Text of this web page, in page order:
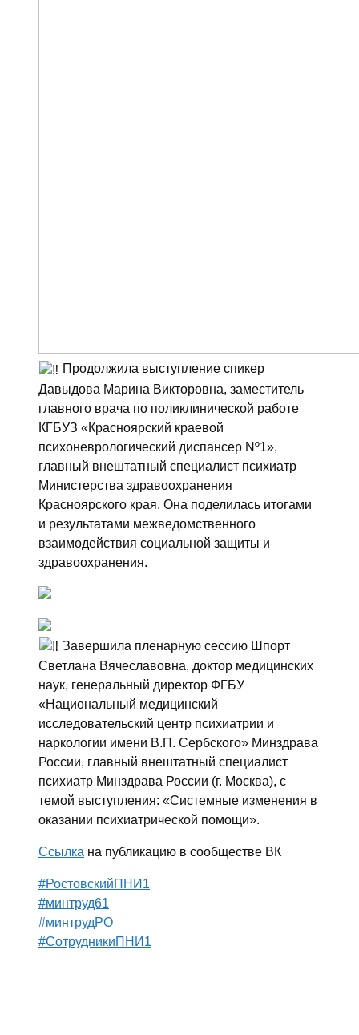
Продолжила выступление спикер
Давыдова Марина Викторовна, заместитель
главного врача по поликлинической работе
КГБУЗ «Красноярский краевой
психоневрологический диспансер Nº1»,
главный внештатный специалист психиатр
Министерства здравоохранения
Красноярского края. Она поделилась итогами
и результатами межведомственного
взаимодействия социальной защиты и
здравоохранения.
Завершила пленарную сессию Шпорт
Светлана Вячеславовна, доктор медицинских
наук, генеральный директор ФГБУ
«Национальный медицинский
исследовательский центр психиатрии и
наркологии имени В.П. Сербского» Минздрава
России, главный внештатный специалист
психиатр Минздрава России (г. Москва), с
темой выступления: «Системные изменения в
оказании психиатрической помощи».
Ссылка на публикацию в сообществе ВК
#РостовскийПНИ1
#минтруд61
#минтрудРО
#СотрудникиПНИ1